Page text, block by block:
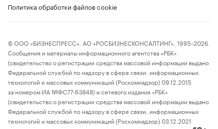
Политика обработки файлов cookie
© ООО «БИЗНЕСПРЕСС», АО «РОСБИЗНЕСКОНСАЛТИНГ», 1995–2026.
Сообщения и материалы информационного агентства «РБК»
(свидетельство о регистрации средства массовой информации выдано
Федеральной службой по надзору в сфере связи, информационных
технологий и массовых коммуникаций (Роскомнадзор) 09.12.2015
за номером ИА №ФС77-63848) и сетевого издания «РБК»
(свидетельство о регистрации средства массовой информации выдано
Федеральной службой по надзору в сфере связи, информационных
технологий и массовых коммуникаций (Роскомнадзор) 03.12.2021